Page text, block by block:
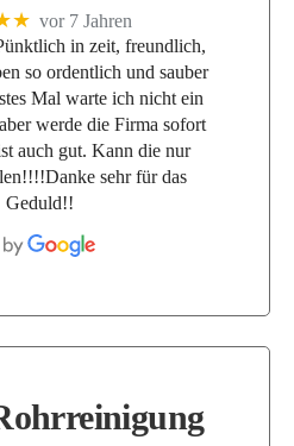
vor 7 Jahren
in zeit, freundlich,
so ordentlich und sauber
Mal warte ich nicht ein
werde die Firma sofort
auch gut. Kann die nur
sehr für das
Geduld!!